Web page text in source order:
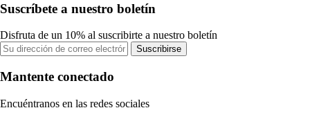
Suscríbete a nuestro boletín
Disfruta de un 10% al suscribirte a nuestro boletín
Suscribirse
Mantente conectado
Encuéntranos en las redes sociales